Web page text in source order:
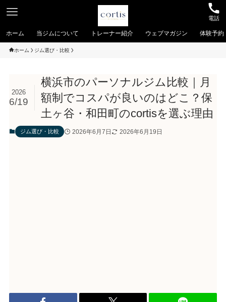
電話
ホーム 当ジムについて トレーナー紹介 ウェブマガジン 体験予約
ホーム ジム選び・比較
横浜市のパーソナルジム比較｜月
額制でコスパが良いのはどこ？保
土ヶ谷・和田町のcortisを選ぶ理由
2026
6/19
ジム選び・比較 2026年6月7日 2026年6月19日